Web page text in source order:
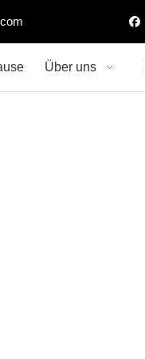
Über uns